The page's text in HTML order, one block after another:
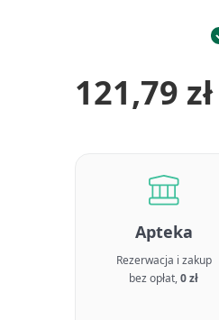
121,79 zł
Apteka
Rezerwacja i zakup
bez opłat,0 zł